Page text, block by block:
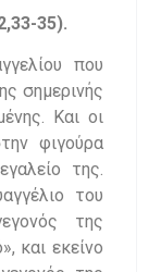
35).
που
σημερινής
Και οι
φιγούρα
της.
του
της
και εκείνο